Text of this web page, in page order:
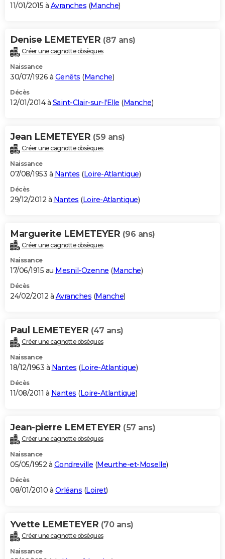
11/01/2015 à Avranches (Manche)
Denise LEMETEYER (87 ans)
Créer une cagnotte obsèques
Naissance
30/07/1926 à Genêts (Manche)
Décès
12/01/2014 à Saint-Clair-sur-l'Elle (Manche)
Jean LEMETEYER (59 ans)
Créer une cagnotte obsèques
Naissance
07/08/1953 à Nantes (Loire-Atlantique)
Décès
29/12/2012 à Nantes (Loire-Atlantique)
Marguerite LEMETEYER (96 ans)
Créer une cagnotte obsèques
Naissance
17/06/1915 au Mesnil-Ozenne (Manche)
Décès
24/02/2012 à Avranches (Manche)
Paul LEMETEYER (47 ans)
Créer une cagnotte obsèques
Naissance
18/12/1963 à Nantes (Loire-Atlantique)
Décès
11/08/2011 à Nantes (Loire-Atlantique)
Jean-pierre LEMETEYER (57 ans)
Créer une cagnotte obsèques
Naissance
05/05/1952 à Gondreville (Meurthe-et-Moselle)
Décès
08/01/2010 à Orléans (Loiret)
Yvette LEMETEYER (70 ans)
Créer une cagnotte obsèques
Naissance